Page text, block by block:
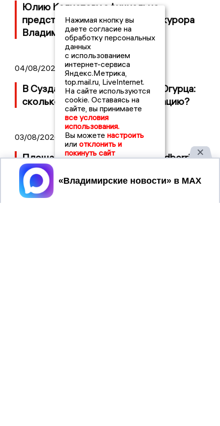
Юлию Калистову официально
представили в должности прокурора
Владимирской области
04/08/2026 09:01
В Суздале прошёл Фестиваль Огурца:
сколько потратили на организацию?
03/08/2026 14:13
Площадь пожара на складе Wildberries
составляет 100 тысяч квадратных
метров
Нажимая кнопку вы
даете согласие на
обработку персональных
данных
с использованием
интернет-сервиса
Яндекс.Метрика,
top.mail.ru, LiveInternet.
На сайте используются
cookie. Оставаясь на
сайте, вы принимаете
все условия
использования.
Вы можете настроить
или отклонить и
покинуть сайт
Принять